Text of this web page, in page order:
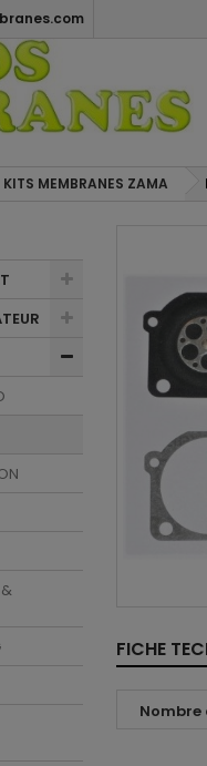
KITS MEMBRANES ZAMA
FICHE
Nombre